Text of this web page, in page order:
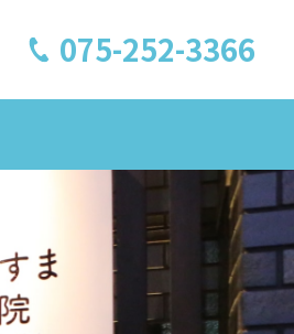
075-252-3366